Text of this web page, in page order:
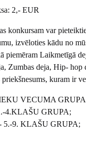
2,- EUR
konkursam var
izvēloties kādu no
piemēram Laikmetīgā
Zumbas deja, Hip- hop
kuram ir
VECUMA
4.KLAŠU GRUPA;
5.-9. KLAŠU GRUPA;